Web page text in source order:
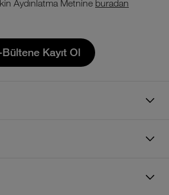
Aydınlatma Metnine buradan
Bültene Kayıt Ol